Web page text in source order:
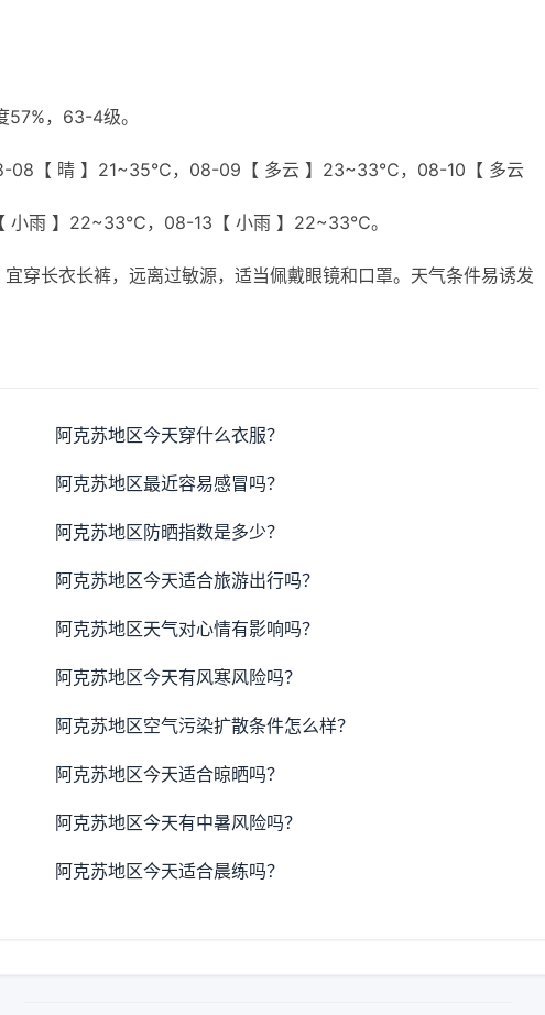
，63-4级。
08【 晴 】21~35℃，08-09【 多云 】23~33℃，08-10【 多云
雨 】22~33℃，08-13【 小雨 】22~33℃。
穿长衣长裤，远离过敏源，适当佩戴眼镜和口罩。天气条件易诱发
阿克苏地区今天穿什么衣服？
阿克苏地区最近容易感冒吗？
阿克苏地区防晒指数是多少？
阿克苏地区今天适合旅游出行吗？
阿克苏地区天气对心情有影响吗？
阿克苏地区今天有风寒风险吗？
阿克苏地区空气污染扩散条件怎么样？
阿克苏地区今天适合晾晒吗？
阿克苏地区今天有中暑风险吗？
阿克苏地区今天适合晨练吗？